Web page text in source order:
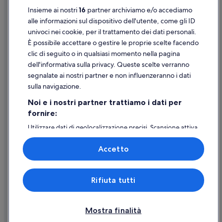
Versailles: Case galleggianti
Versailles: Appartamenti
Versailles: Guest house
Versailles: Residence
Versailles: B&B
Versailles: Case private in affitto
Versailles: Castelli
Versailles: Campeggi
Versailles: hotel
Stazione di Versailles-Chantiers: hotel nelle vicinanze
Parigi: hotel
Supporto
Assistenza clienti
Contattaci
Come cancellare un volo
Come modificare la prenotazione di un hotel o una casa vacanze
Utilizzare un coupon Expedia
Documenti per i viaggi internazionali
© 2026 Expedia, Inc., una società di Expedia Group. Tutti i diritti riservati.
Expedia e il logo di Expedia sono marchi registrati o marchi di Expedia,
Insieme ai nostri16 partner archiviamo e/o accediamo
alle informazioni sul dispositivo dell'utente, come gli ID
univoci nei cookie, per il trattamento dei dati personali.
È possibile accettare o gestire le proprie scelte facendo
clic di seguito o in qualsiasi momento nella pagina
dell'informativa sulla privacy. Queste scelte verranno
segnalate ai nostri partner e non influenzeranno i dati
sulla navigazione.
Noi e i nostri partner trattiamo i dati per
fornire:
Utilizzare dati di geolocalizzazione precisi. Scansione attiva
delle caratteristiche del dispositivo ai fini
dell’identificazione. Archiviare informazioni su dispositivo
e/o accedervi. Pubblicità e contenuti personalizzati,
misurazione delle prestazioni dei contenuti e degli
annunci, ricerche sul pubblico, sviluppo di servizi.
Elenco dei partner (fornitori)
Mostra finalità
Rifiuta tutti
Accetto